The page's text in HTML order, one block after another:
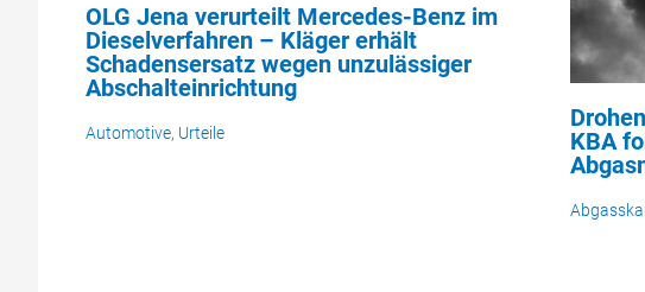
OLG Jena verurteilt Mercedes-Benz im
Dieselverfahren – Kläger erhält
Schadensersatz wegen unzulässiger
Abschalteinrichtung
Automotive, Urteile
KBA